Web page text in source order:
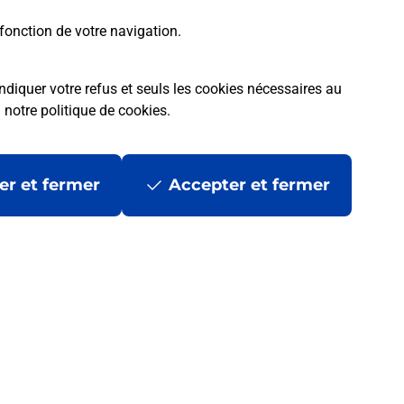
de votre navigation.
votre refus et seuls les cookies nécessaires au
notre politique de cookies.
et fermer Accepter et fermer